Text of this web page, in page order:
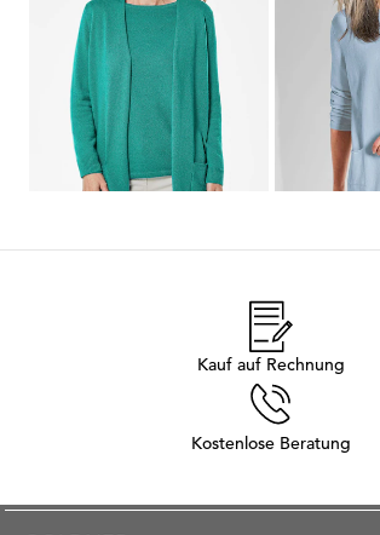
169,00 CHF 299,00 CHF
+ 5
169,00 CHF
+ 6
2 ... 8
Kauf auf Rechnung
Kostenlose Beratung